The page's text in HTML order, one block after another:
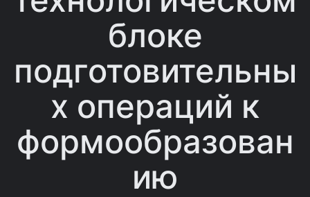
блоке
подготовительны
х операций к
формообразован
ию